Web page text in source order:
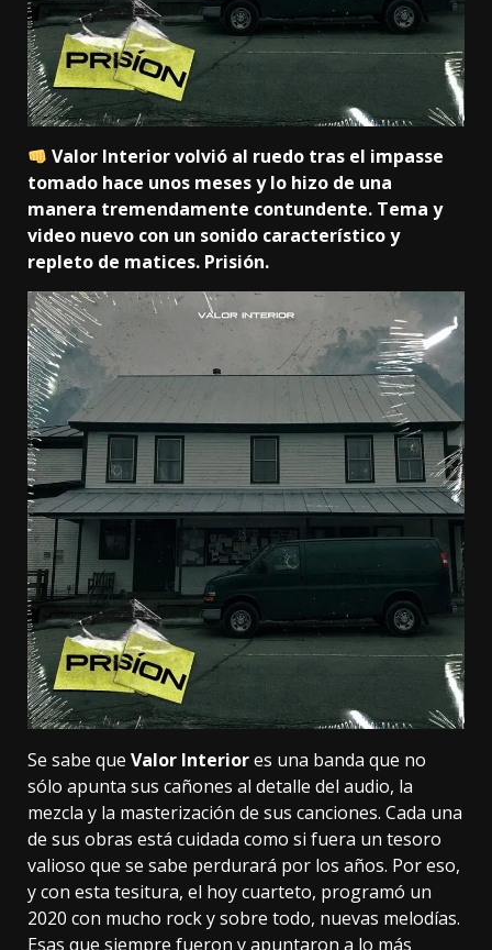
Valor Interior volvió al ruedo tras el impasse
tomado hace unos meses y lo hizo de una
manera tremendamente contundente. Tema y
video nuevo con un sonido característico y
repleto de matices. Prisión.
Se sabe que Valor Interiores una banda que no
sólo apunta sus cañones al detalle del audio, la
mezcla y la masterización de sus canciones. Cada una
de sus obras está cuidada como si fuera un tesoro
valioso que se sabe perdurará por los años. Por eso,
y con esta tesitura, el hoy cuarteto, programó un
2020 con mucho rock y sobre todo, nuevas melodías.
Esas que siempre fueron y apuntaron a lo más